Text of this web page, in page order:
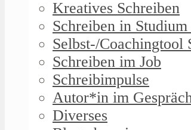
Kreatives Schreiben
Schreiben in
Selbst-/Coachingtool
Schreiben im Job
Schreibimpulse
Autor*in im
Diverses